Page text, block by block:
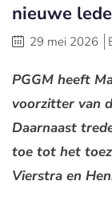
nieuwe
29 mei 2026
PGGM heeft
voorzitter van
Daarnaast
toe tot het
Vierstra en